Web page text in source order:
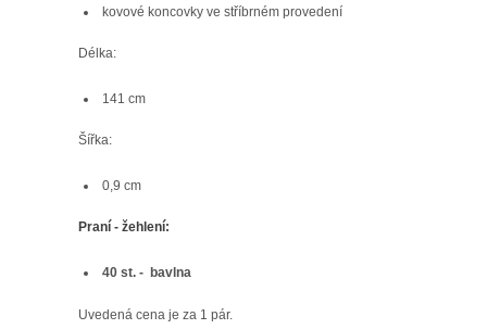
kovové koncovky ve stříbrném provedení
Délka:
141 cm
Šířka:
0,9 cm
Praní - žehlení:
40 st. - bavlna
Uvedená cena je za 1 pár.